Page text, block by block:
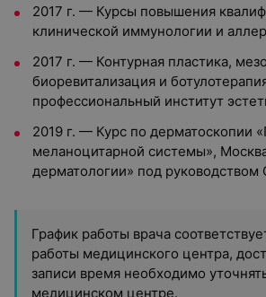
2017 г. — Курсы повышения
клинической иммунологии и
2017 г. — Контурная пластика,
биоревитализация и
профессиональный институт
2019 г. — Курс по дерматоскопии
меланоцитарной системы»,
дерматологии» под
График работы врача
работы медицинского центра,
записи время необходимо
медицинском центре.